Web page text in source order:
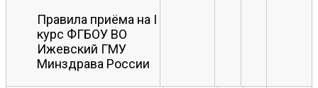
Правила приёма на I
курс ФГБОУ ВО
Ижевский ГМУ
Минздрава России